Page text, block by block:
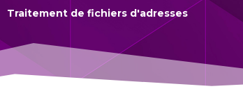
Traitement de fichiers d'adresses